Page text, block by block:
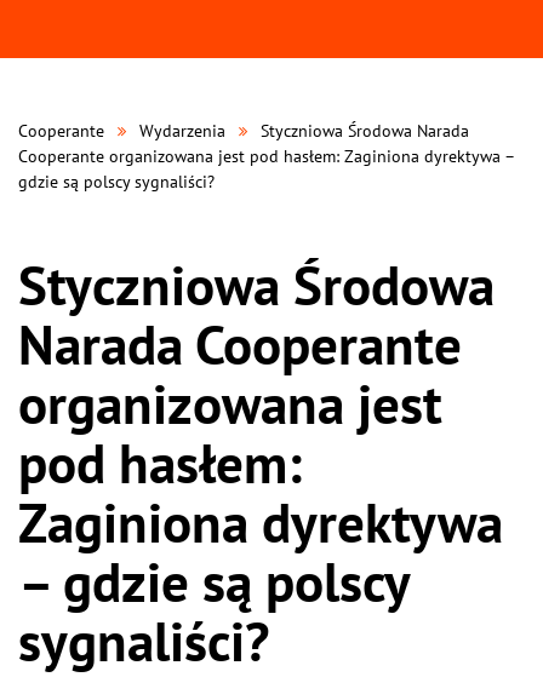
Cooperante Wydarzenia
Styczniowa Środowa Narada
Cooperante organizowana jest pod hasłem: Zaginiona dyrektywa –
gdzie są polscy sygnaliści?
Styczniowa Środowa
Narada Cooperante
organizowana jest
pod hasłem:
Zaginiona dyrektywa
– gdzie są polscy
sygnaliści?